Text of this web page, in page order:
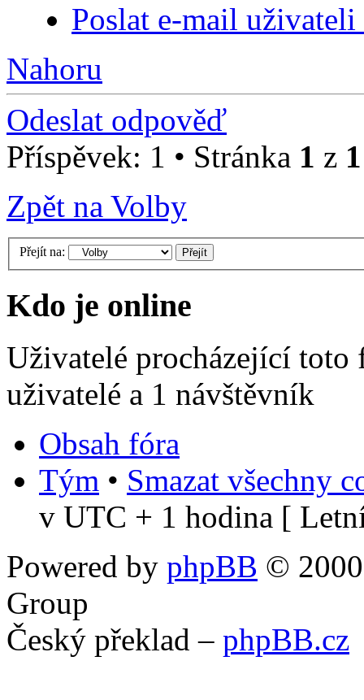
Poslat e-mail
Nahoru
Odeslat odpověď
Příspěvek: 1 • Stránka 1 z 1
Zpět na Volby
Přejít na:
Kdo je online
Uživatelé procházející
uživatelé a 1 návštěvník
Obsah fóra
Tým • Smazat všechny
v UTC + 1 hodina [
Powered by phpBB ©
Group
Český překlad – phpBB.cz